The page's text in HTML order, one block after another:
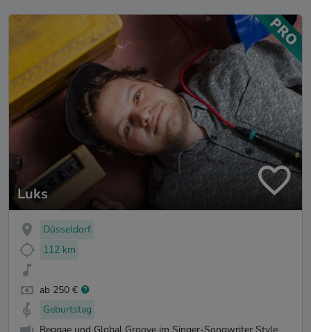
Luks
Düsseldorf
112 km
ab 250 €
Geburtstag